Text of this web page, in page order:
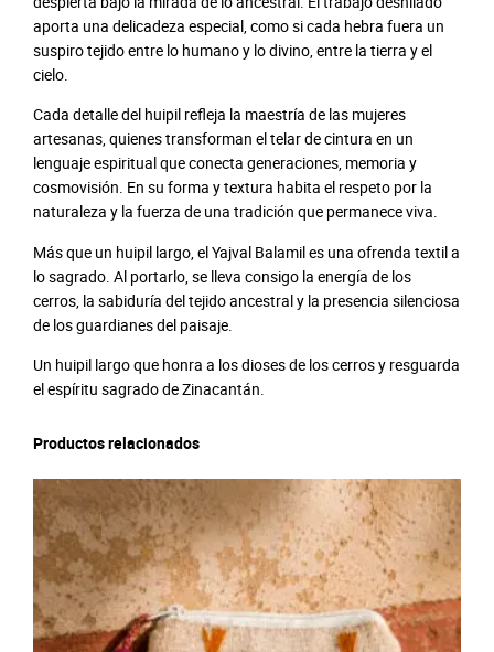
B
a
l
a
i
l
c
a
n
t
i
d
a
aporta una delicadeza especial, como si cada hebra fuera un
suspiro tejido entre lo humano y lo divino, entre la tierra y el
cielo.
Cada detalle del huipil refleja la maestría de las mujeres
artesanas, quienes transforman el telar de cintura en un
lenguaje espiritual que conecta generaciones, memoria y
cosmovisión. En su forma y textura habita el respeto por la
naturaleza y la fuerza de una tradición que permanece viva.
Más que un huipil largo, el Yajval Balamil es una ofrenda textil a
lo sagrado. Al portarlo, se lleva consigo la energía de los
cerros, la sabiduría del tejido ancestral y la presencia silenciosa
de los guardianes del paisaje.
Un huipil largo que honra a los dioses de los cerros y resguarda
el espíritu sagrado de Zinacantán.
Productos relacionados